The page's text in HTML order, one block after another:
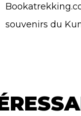
souvenirs du